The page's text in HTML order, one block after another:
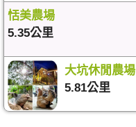
恬美農場
5.35公里
大坑休閒農場
5.81公里